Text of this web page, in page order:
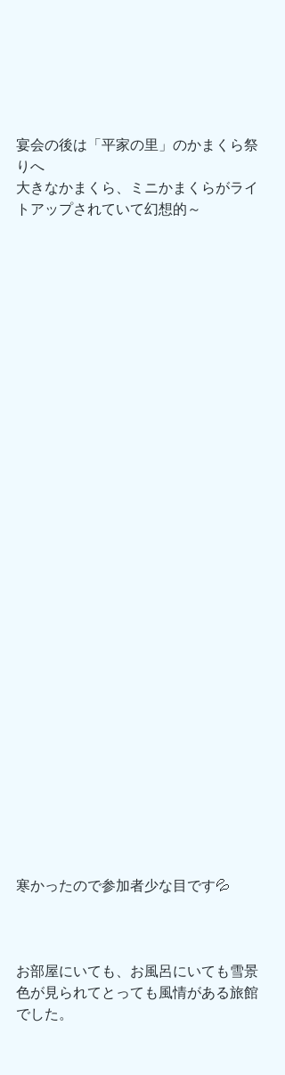
宴会の後は「平家の里」のかまくら祭
りへ
大きなかまくら、ミニかまくらがライ
トアップされていて幻想的～
寒かったので参加者少な目です💦
お部屋にいても、お風呂にいても雪景
色が見られてとっても風情がある旅館
でした。